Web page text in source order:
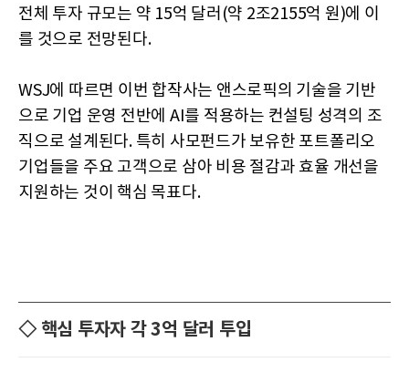
전체 투자 규모는 약 15억 달러(약 2조2155억 원)에 이
를 것으로 전망된다.
WSJ에 따르면 이번 합작사는 앤스로픽의 기술을 기반
으로 기업 운영 전반에 AI를 적용하는 컨설팅 성격의 조
직으로 설계된다. 특히 사모펀드가 보유한 포트폴리오
기업들을 주요 고객으로 삼아 비용 절감과 효율 개선을
지원하는 것이 핵심 목표다.
◇ 핵심 투자자 각 3억 달러 투입